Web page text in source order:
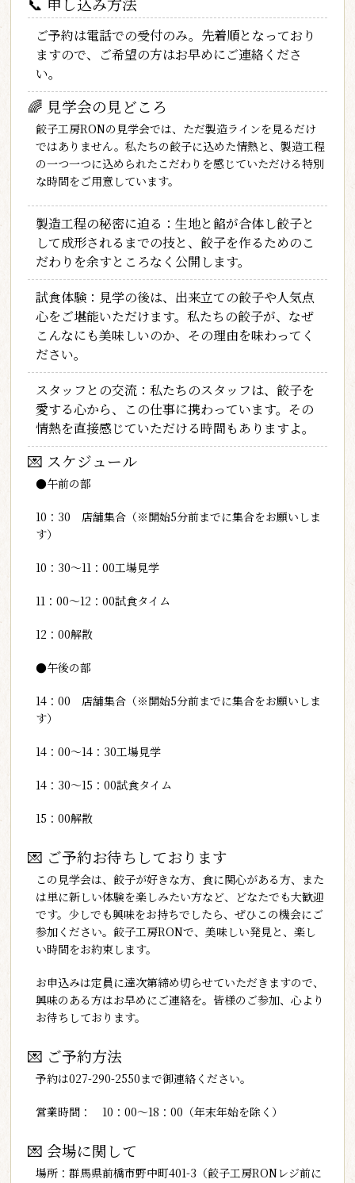
ご予約は電話での受付のみ。先着順となっており
ますので、ご希望の方はお早めにご連絡くださ
い。
🌈 見学会の見どころ
餃子工房RONの見学会では、ただ製造ラインを見るだけ
ではありません。私たちの餃子に込めた情熱と、製造工程
の一つ一つに込められたこだわりを感じていただける特別
な時間をご用意しています。
製造工程の秘密に迫る ：生地と餡が合体し餃子と
して成形されるまでの技と、餃子を作るためのこ
だわりを余すところなく公開します。
試食体験 ：見学の後は、出来立ての餃子や人気点
心をご堪能いただけます。私たちの餃子が、なぜ
こんなにも美味しいのか、その理由を味わってく
ださい。
スタッフとの交流 ：私たちのスタッフは、餃子を
愛する心から、この仕事に携わっています。その
情熱を直接感じていただける時間もありますよ。
💌 スケジュール
●午前の部
10：30 店舗集合（※開始5分前までに集合をお願いしま
す）
10：30～11：00工場見学
11：00～12：00試食タイム
12：00解散
●午後の部
14：00 店舗集合（※開始5分前までに集合をお願いしま
す）
14：00～14：30工場見学
14：30～15：00試食タイム
15：00解散
💌 ご予約お待ちしております
この見学会は、餃子が好きな方、食に関心がある方、また
は単に新しい体験を楽しみたい方など、どなたでも大歓迎
です。少しでも興味をお持ちでしたら、ぜひこの機会にご
参加ください。餃子工房RONで、美味しい発見と、楽し
い時間をお約束します。
お申込みは定員に達次第締め切らせていただきますので、
興味のある方はお早めにご連絡を。皆様のご参加、心より
お待ちしております。
💌 ご予約方法
予約は027-290-2550まで御連絡ください。
営業時間： 10：00～18：00（年末年始を除く）
💌 会場に関して
場所：群馬県前橋市野中町401-3（餃子工房RONレジ前に